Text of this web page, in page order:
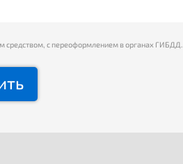
средством, с переоформлением в органах ГИБДД.